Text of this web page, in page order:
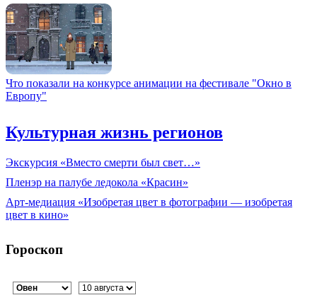
Что показали на конкурсе анимации на фестивале "Окно в
Европу"
Культурная жизнь регионов
Экскурсия «Вместо смерти был свет…»
Пленэр на палубе ледокола «Красин»
Арт-медиация «Изобретая цвет в фотографии — изобретая
цвет в кино»
Гороскоп